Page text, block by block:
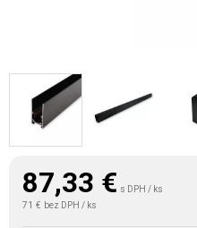
87,33 € s DPH / ks
71 € bez DPH / ks